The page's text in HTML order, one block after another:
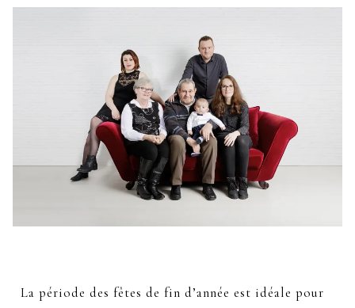
La période des fêtes de fin d’année est idéale pour